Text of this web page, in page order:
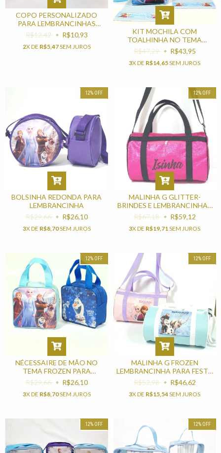
COPO PERSONALIZADO
PARA LEMBRANCINHAS
TEMA FROZEN OLAF
R$12,42 R$10,93
2X DE R$5,47SEM JUROS
KIT MOCHILA COM
TOALHINHA NO TEMA
FROZEN PARA
LEMBRANCINHA
R$47,29 R$43,95
3X DE R$14,65SEM JUROS
12% OFF
BOLSINHA REDONDA PARA
LEMBRANCINHA
R$29,66
R$26,10
3X DE R$8,70SEM JUROS
12% OFF
MALINHA G GLITTER-
BRINDES E LEMBRANCINHAS
PARA MULHER
R$67,18 R$59,12
3X DE R$19,71 SEM JUROS
12% OFF
NÉCESSAIRE DE MÃO NO
TEMA FROZEN PARA
LEMBRANCINHA
R$29,66 R$26,10
3X DE R$8,70SEM JUROS
12% OFF
MALINHA G FROZEN
LEMBRANCINHA PARA FESTA
DE ANIVERSÁRIO
R$52,98 R$46,62
3X DE R$15,54SEM JUROS
12% OFF 12% OFF